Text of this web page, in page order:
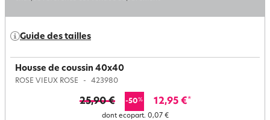
Guide des tailles
Housse de coussin 40x40
ROSE VIEUX ROSE 423980
25,90 € -50% 12,95 €*
dont ecopart. 0,07 €